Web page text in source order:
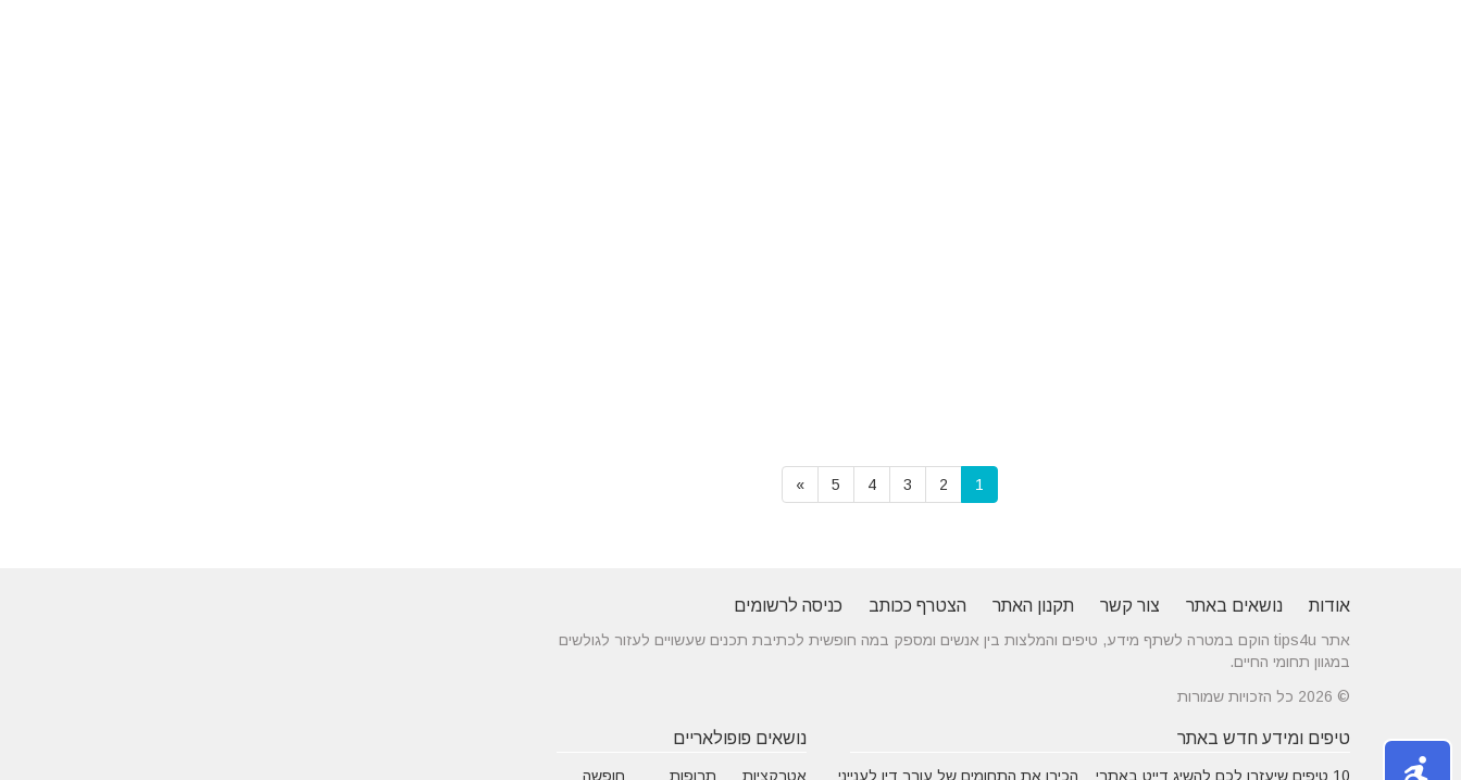
1
2
3
4
5
»
אודות נושאים באתר צור קשר תקנון האתר הצטרף ככותב כניסה לרשומים
אתר tips4u הוקם במטרה לשתף מידע, טיפים והמלצות בין אנשים ומספק במה חופשית לכתיבת תכנים שעשויים לעזור לגולשים
במגוון תחומי החיים.
© 2026 כל הזכויות שמורות
טיפים ומידע חדש באתר
10 טיפים שיעזרו לכם להשיג דייט באתרי הכירו את התחומים של עורך דין לענייני
נושאים פופולאריים
אטרקציות תרופות חופשה